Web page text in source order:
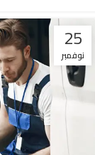
25
نوفمبر